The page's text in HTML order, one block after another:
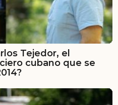
Tejedor, el
cubano que se